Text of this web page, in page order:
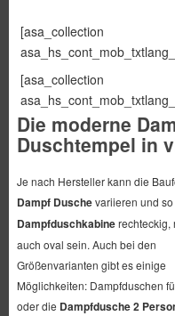
[asa_collection
[asa_collection
Die moderne
Duschtempel in
Je nach Hersteller kann die
Dampf Duschevariieren und so
Dampfduschkabinerechteckig,
auch oval sein. Auch bei den
Größenvarianten gibt es einige
Möglichkeiten: Dampfduschen
oder die Dampfdusche 2